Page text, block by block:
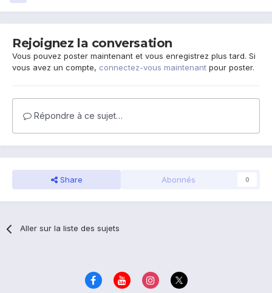
Rejoignez la conversation
Vous pouvez poster maintenant et vous enregistrez plus tard. Si
vous avez un compte, connectez-vous maintenant pour poster.
Répondre à ce sujet…
Share Abonnés 0
Aller sur la liste des sujets